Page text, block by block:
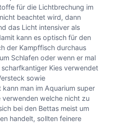
für die Lichtbrechung im
beachtet wird, dann
das Licht intensiver als
kann es optisch für den
der Kampffisch durchaus
Schlafen oder wenn er mal
Kies verwendet
sowie
man im Aquarium super
verwenden welche nicht zu
bei den Bettas meist um
handelt, sollten feinere